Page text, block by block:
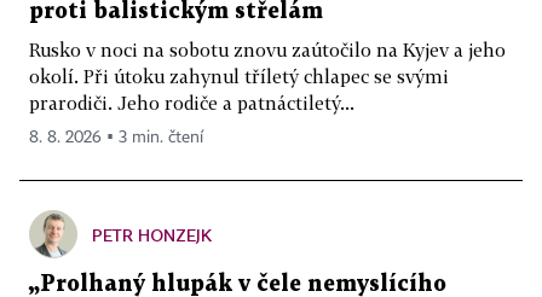
proti balistickým střelám
Rusko v noci na sobotu znovu zaútočilo na Kyjev a jeho
okolí. Při útoku zahynul tříletý chlapec se svými
prarodiči. Jeho rodiče a patnáctiletý...
8. 8. 2026 ▪ 3 min. čtení
PETR HONZEJK
„Prolhaný hlupák v čele nemyslícího